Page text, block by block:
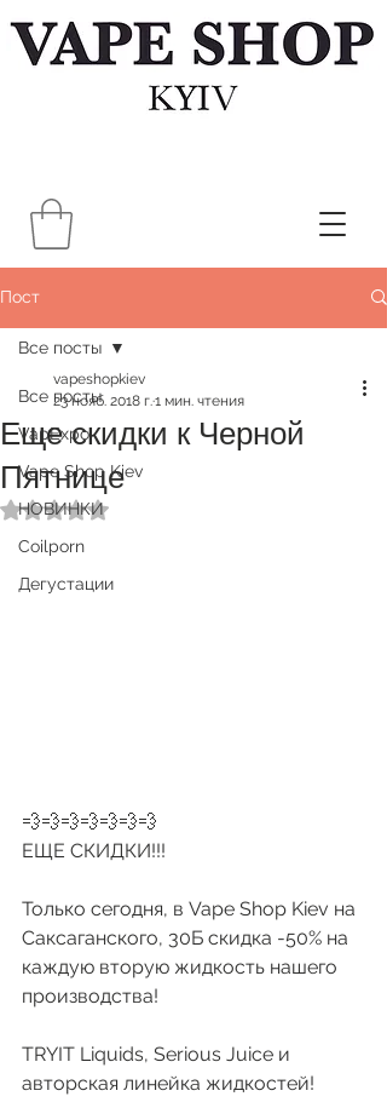
Пост
Все посты
VapExpo
Vape Shop Kiev
НОВИНКИ
Coilporn
Дегустации
Все посты
Еще скидки к Черной
Пятнице
vapeshopkiev
23 нояб. 2018 г. 1 мин. чтения
Оценка: не число из 5 звезд.
💨💨💨💨💨💨💨
ЕЩЕ СКИДКИ!!!
Только сегодня, в Vape Shop Kiev на
Саксаганского, 30Б скидка -50% на
каждую вторую жидкость нашего
производства!
TRYIT Liquids, Serious Juice и
авторская линейка жидкостей!